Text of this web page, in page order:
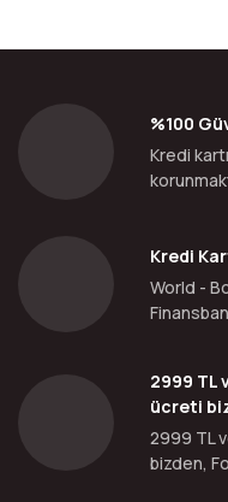
%100
Kredi
Kredi
World -
2999 TL
ücreti
2999 TL
bizden,